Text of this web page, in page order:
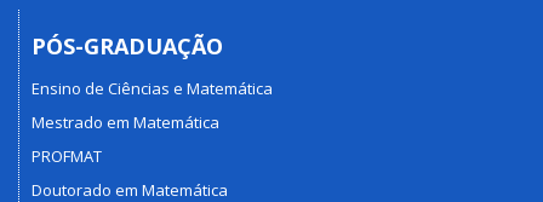
PÓS-GRADUAÇÃO
Ensino de Ciências e Matemática
Mestrado em Matemática
PROFMAT
Doutorado em Matemática